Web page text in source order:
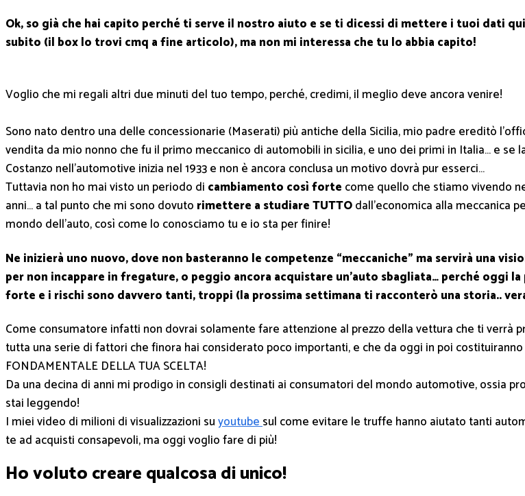
Ok, so già che hai capito perché ti serve il nostro aiuto e se ti dicessi di mettere i tuoi dati
subito (il box lo trovi cmq a fine articolo), ma non mi interessa che tu lo abbia capito!
Voglio che mi regali altri due minuti del tuo tempo, perché, credimi, il meglio deve ancora venire!
Sono nato dentro una delle concessionarie (Maserati) più antiche della Sicilia, mio padre ereditò
vendita da mio nonno che fu il primo meccanico di automobili in sicilia, e uno dei primi in Italia… e se
Costanzo nell’automotive inizia nel 1933 e non è ancora conclusa un motivo dovrà pur esserci…
Tuttavia non ho mai visto un periodo di cambiamento così forte come quello che stiamo vivendo
anni… a tal punto che mi sono dovuto rimettere a studiare TUTTOdall’economica alla meccanica
mondo dell’auto, così come lo conosciamo tu e io sta per finire!
Ne inizierà uno nuovo, dove non basteranno le competenze “meccaniche” ma servirà una
per non incappare in fregature, o peggio ancora acquistare un’auto sbagliata… perché oggi la
forte e i rischi sono davvero tanti, troppi (la prossima settimana ti racconterò una storia..
Come consumatore infatti non dovrai solamente fare attenzione al prezzo della vettura che ti verrà
tutta una serie di fattori che finora hai considerato poco importanti, e che da oggi in poi
FONDAMENTALE DELLA TUA SCELTA!
Da una decina di anni mi prodigo in consigli destinati ai consumatori del mondo automotive, ossia
stai leggendo!
I miei video di milioni di visualizzazioni suyoutubesul come evitare le truffe hanno aiutato tanti
te ad acquisti consapevoli, ma oggi voglio fare di più!
Ho voluto creare qualcosa di unico!